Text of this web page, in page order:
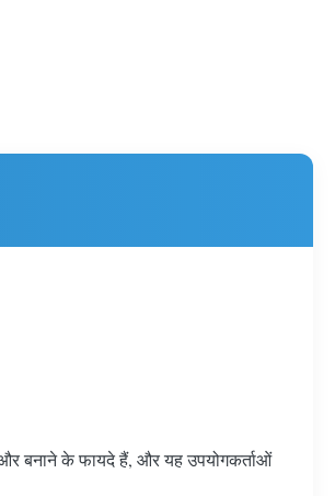
बनाने के फायदे हैं, और यह उपयोगकर्ताओं